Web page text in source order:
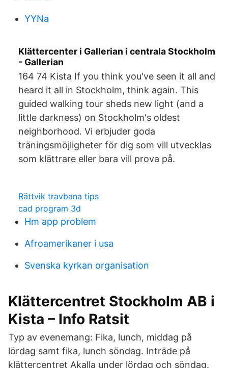
YYNa
Klättercenter i Gallerian i centrala Stockholm
- Gallerian
164 74 Kista If you think you've seen it all and
heard it all in Stockholm, think again. This
guided walking tour sheds new light (and a
little darkness) on Stockholm's oldest
neighborhood. Vi erbjuder goda
träningsmöjligheter för dig som vill utvecklas
som klättrare eller bara vill prova på.
Rättvik travbana tips
cad program 3d
Hm app problem
Afroamerikaner i usa
Svenska kyrkan organisation
Klättercentret Stockholm AB i
Kista – Info Ratsit
Typ av evenemang: Fika, lunch, middag på
lördag samt fika, lunch söndag. Inträde på
klättercentret Akalla under lördag och söndag.